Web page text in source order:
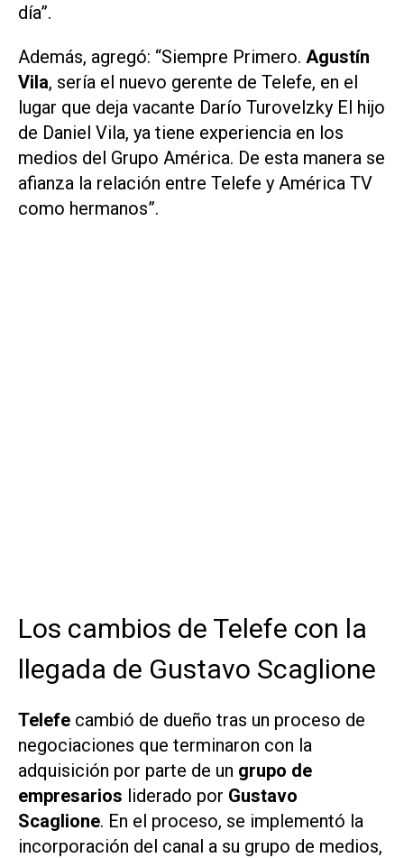
día”.
Además, agregó: “Siempre Primero. Agustín
Vila, sería el nuevo gerente de Telefe, en el
lugar que deja vacante Darío Turovelzky El hijo
de Daniel Vila, ya tiene experiencia en los
medios del Grupo América. De esta manera se
afianza la relación entre Telefe y América TV
como hermanos”.
Los cambios de Telefe con la
llegada de Gustavo Scaglione
Telefe cambió de dueño tras un proceso de
negociaciones que terminaron con la
adquisición por parte de un grupo de
empresarios liderado por Gustavo
Scaglione. En el proceso, se implementó la
incorporación del canal a su grupo de medios,